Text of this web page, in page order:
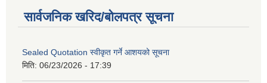
सार्वजनिक खरिद/बोलपत्र सूचना
Sealed Quotation स्वीकृत गर्ने आशयको सूचना
मिति: 06/23/2026 - 17:39